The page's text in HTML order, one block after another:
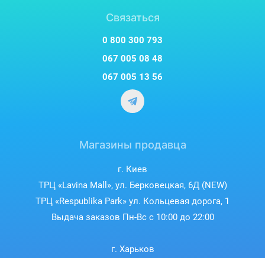
Связаться
0 800 300 793
067 005 08 48
067 005 13 56
Магазины продавца
г. Киев
ТРЦ «Lavina Mall», ул. Берковецкая, 6Д (NEW)
ТРЦ «Respublika Park» ул. Кольцевая дорога, 1
Выдача заказов Пн-Вс с 10:00 до 22:00
г. Харьков